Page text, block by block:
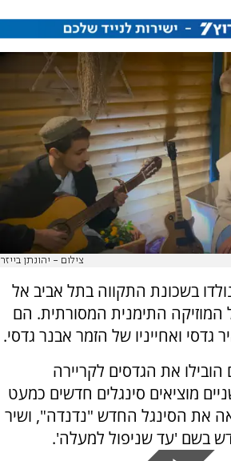
צילום - יהונתן בייזר
בשכונת התקווה בתל אביב אל
המוזיקה התימנית המסורתית. הם
גדסי ואחייניו של הזמר אבנר גדסי.
את הגדסים לקריירה
מוציאים סינגלים חדשים כמעט
את הסינגל החדש "נדנדה", ושיר
בשם 'עד שניפול למעלה'.